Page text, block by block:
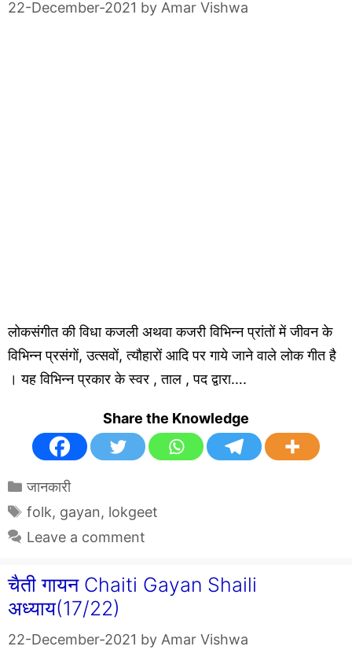
22-December-2021 by Amar Vishwa
लोकसंगीत की विधा कजली अथवा कजरी विभिन्न प्रांतों में जीवन के
विभिन्न प्रसंगों, उत्सवों, त्यौहारों आदि पर गाये जाने वाले लोक गीत है
। यह विभिन्न प्रकार के स्वर , ताल , पद द्वारा….
Share the Knowledge
Categories
जानकारी
Tags
folk, gayan, lokgeet
Leave a comment
चैती गायन Chaiti Gayan Shaili
अध्याय(17/22)
22-December-2021 by Amar Vishwa